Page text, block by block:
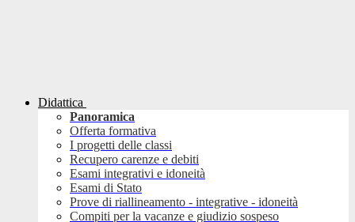
Didattica
Panoramica
Offerta formativa
I progetti delle classi
Recupero carenze e debiti
Esami integrativi e idoneità
Esami di Stato
Prove di riallineamento - integrative - idoneità
Compiti per la vacanze e giudizio sospeso